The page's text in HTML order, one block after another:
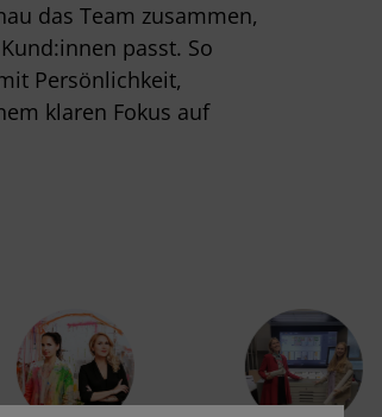
das Team zusammen,
passt. So
Persönlichkeit,
klaren Fokus auf